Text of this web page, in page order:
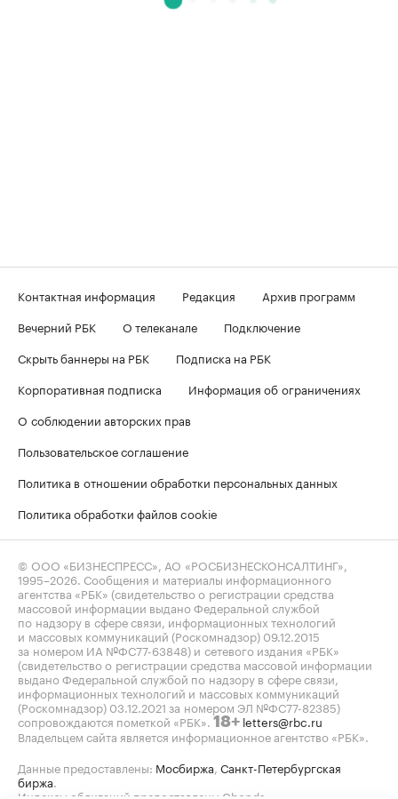
Контактная информация Редакция
Архив программ
Вечерний РБК
О телеканале
Подключение
Скрыть баннеры на РБК
Подписка на РБК
Корпоративная подписка
Информация об ограничениях
О соблюдении авторских прав
Пользовательское соглашение
Политика в отношении обработки персональных данных
Политика обработки файлов cookie
© ООО «БИЗНЕСПРЕСС», АО «РОСБИЗНЕСКОНСАЛТИНГ»,
1995–2026 . Сообщения и материалы информационного
агентства «РБК» (свидетельство о регистрации средства
массовой информации выдано Федеральной службой
по надзору в сфере связи, информационных технологий
и массовых коммуникаций (Роскомнадзор) 09.12.2015
за номером ИА №ФС77-63848) и сетевого издания «РБК»
(свидетельство о регистрации средства массовой информации
выдано Федеральной службой по надзору в сфере связи,
информационных технологий и массовых коммуникаций
(Роскомнадзор) 03.12.2021 за номером ЭЛ №ФС77-82385)
сопровождаются пометкой «РБК». 18+ letters@rbc.ru
Владельцем сайта является информационное агентство «РБК».
Данные предоставлены: Мосбиржа Санкт-Петербургская
биржа
Индексы облигаций предоставлены Cbonds.